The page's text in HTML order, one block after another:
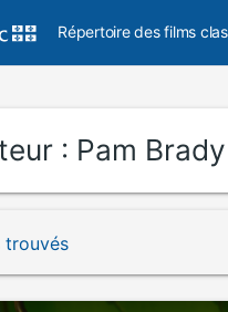
Répertoire des films
: Pam Brady
trouvés